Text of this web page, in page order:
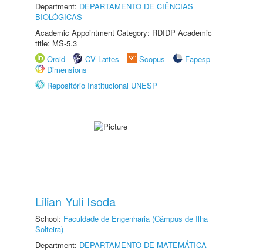
Department: DEPARTAMENTO DE CIÊNCIAS
BIOLÓGICAS
Academic Appointment Category: RDIDP Academic
title: MS-5.3
Orcid
CV Lattes Scopus
Fapesp
Dimensions
Repositório Institucional UNESP
Lilian Yuli Isoda
School: Faculdade de Engenharia (Câmpus de Ilha
Solteira)
Department: DEPARTAMENTO DE MATEMÁTICA